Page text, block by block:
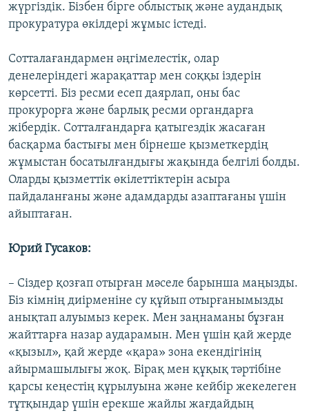
жүргіздік. Бізбен бірге облыстық және аудандық
прокуратура өкілдері жұмыс істеді.
Сотталағандармен әңгімелестік, олар
денелеріндегі жарақаттар мен соққы іздерін
көрсетті. Біз ресми есеп даярлап, оны бас
прокурорға және барлық ресми органдарға
жібердік. Сотталғандарға қатыгездік жасаған
басқарма бастығы мен бірнеше қызметкердің
жұмыстан босатылғандығы жақында белгілі болды.
Оларды қызметтік өкілеттіктерін асыра
пайдаланғаны және адамдарды азаптағаны үшін
айыптаған.
Юрий Гусаков:
– Сіздер қозғап отырған мәселе барынша маңызды.
Біз кімнің диірменіне су құйып отырғанымызды
анықтап алуымыз керек. Мен заңнаманы бұзған
жайттарға назар аударамын. Мен үшін қай жерде
«қызыл», қай жерде «қара» зона екендігінің
айырмашылығы жоқ. Бірақ мен құқық тәртібіне
қарсы кеңестің құрылуына және кейбір жекелеген
тұтқындар үшін ерекше жайлы жағдайдың